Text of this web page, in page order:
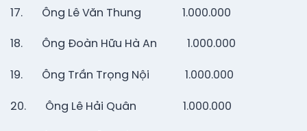
17. Ông Lê Văn Thung 1.000.000
18. Ông Đoàn Hữu Hà An 1.000.000
19. Ông Trần Trọng Nội 1.000.000
20. Ông Lê Hải Quân 1.000.000